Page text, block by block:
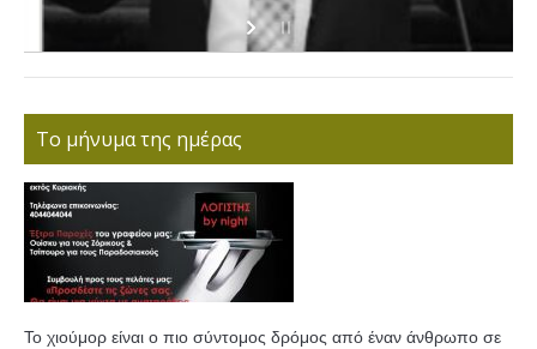
Το μήνυμα της ημέρας
Το χιούμορ είναι ο πιο σύντομος δρόμος από έναν άνθρωπο σε